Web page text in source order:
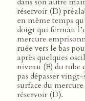
réservoir (D)
en même temps
doigt qui fermait
mercure
ruée vers le bas
après quelques
niveau (E) du tube
pas dépasser vingt-
surface du
réservoir (D).